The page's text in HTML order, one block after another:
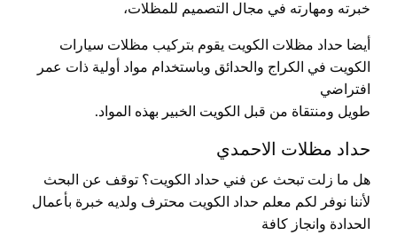
خبرته ومهارته في مجال التصميم للمظلات،
أيضا حداد مظلات الكويت يقوم بتركيب مظلات سيارات
الكويت في الكراج والحدائق وباستخدام مواد أولية ذات عمر
افتراضي
طويل ومنتقاة من قبل الكويت الخبير بهذه المواد.
حداد مظلات الاحمدي
هل ما زلت تبحث عن فني حداد الكويت؟ توقف عن البحث
لأننا نوفر لكم معلم حداد الكويت محترف ولديه خبرة بأعمال
الحدادة وانجاز كافة